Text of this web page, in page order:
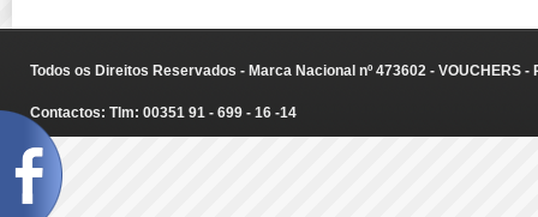
Todos os Direitos Reservados - Marca Nacional nº 473602 - VOUCHERS
Contactos: Tlm: 00351 91 - 699 - 16 -14